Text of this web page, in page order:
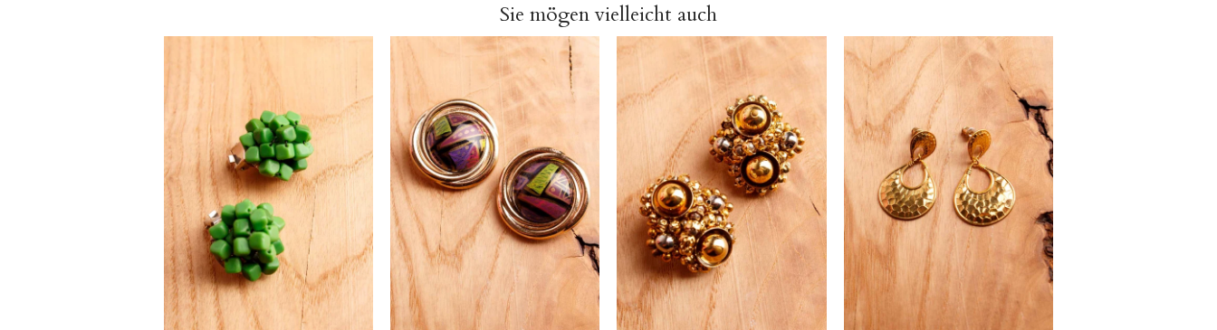
Sie mögen vielleicht auch